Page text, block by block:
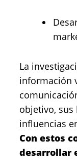
La
información
objetivo, sus
influencias
Con estos
desarrollar